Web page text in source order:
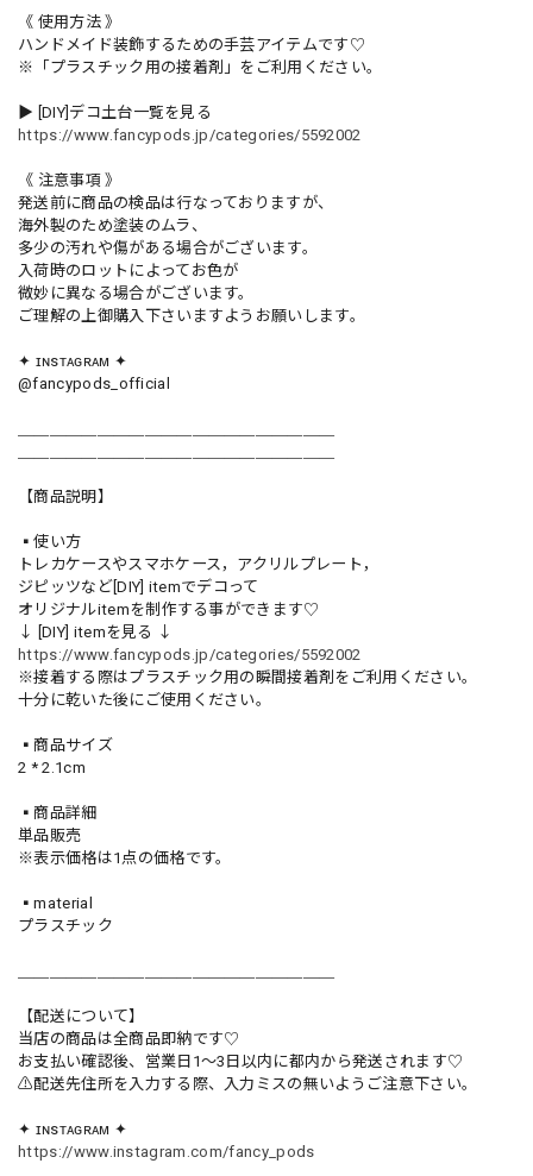
《 使用方法 》
ハンドメイド装飾するための手芸アイテムです♡
※「プラスチック用の接着剤」をご利用ください。
▶︎ [DIY]デコ土台一覧を見る
https://www.fancypods.jp/categories/5592002
《 注意事項 》
発送前に商品の検品は行なっておりますが、
海外製のため塗装のムラ、
多少の汚れや傷がある場合がございます。
入荷時のロットによってお色が
微妙に異なる場合がございます。
ご理解の上御購入下さいますようお願いします。
✦ ɪɴsᴛᴀɢʀᴀᴍ ✦
@fancypods_official
【商品説明】
▪️使い方
トレカケースやスマホケース，アクリルプレート，
ジピッツなど[DIY] itemでデコって
オリジナルitemを制作する事ができます♡
↓ [DIY] itemを見る ↓
https://www.fancypods.jp/categories/5592002
※接着する際はプラスチック用の瞬間接着剤をご利用ください。
十分に乾いた後にご使用ください。
▪️商品サイズ
2 * 2.1cm
▪️商品詳細
単品販売
※表示価格は1点の価格です。
▪️material
プラスチック
【配送について】
当店の商品は全商品即納です♡︎
お支払い確認後、営業日1〜3日以内に都内から発送されます♡
⚠︎配送先住所を入力する際、入力ミスの無いようご注意下さい。
✦ ɪɴsᴛᴀɢʀᴀᴍ ✦
https://www.instagram.com/fancy_pods